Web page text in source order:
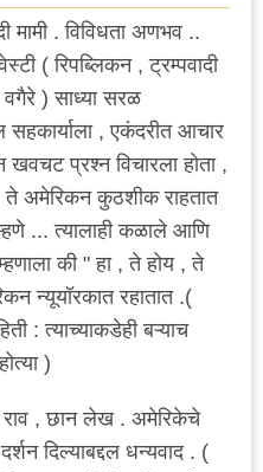
मामी . विविधता अणभव ..
( रिपब्लिकन , ट्रम्पवादी
वगैरे ) साध्या सरळ
, एकंदरीत आचार
खवचट प्रश्न विचारला होता ,
ते अमेरिकन कुठशीक राहतात
... त्यालाही कळाले आणि
की " हा , ते होय , ते
न्यूयॉरकात रहातात .(
: त्याच्याकडेही बऱ्याच
)
, छान लेख . अमेरिकेचे
दिल्याबद्दल धन्यवाद . (